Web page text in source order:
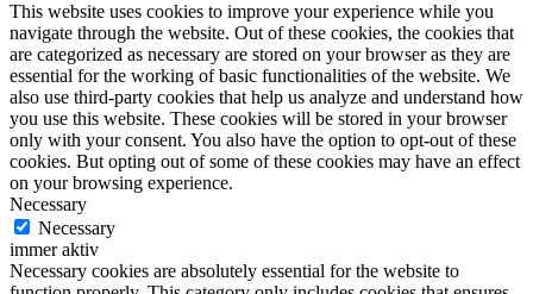
This website uses cookies to improve your experience while you
navigate through the website. Out of these cookies, the cookies that
are categorized as necessary are stored on your browser as they are
essential for the working of basic functionalities of the website. We
also use third-party cookies that help us analyze and understand how
you use this website. These cookies will be stored in your browser
only with your consent. You also have the option to opt-out of these
cookies. But opting out of some of these cookies may have an effect
on your browsing experience.
Necessary
Necessary
immer aktiv
Necessary cookies are absolutely essential for the website to